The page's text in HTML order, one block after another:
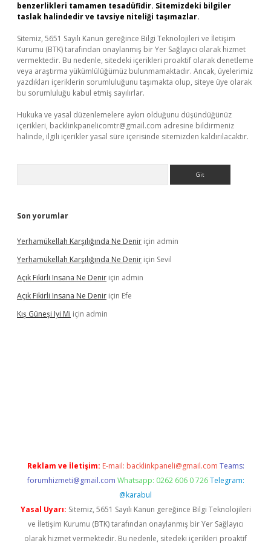
benzerlikleri tamamen tesadüfidir. Sitemizdeki bilgiler
taslak halindedir ve tavsiye niteliği taşımazlar.
Sitemiz, 5651 Sayılı Kanun gereğince Bilgi Teknolojileri ve İletişim
Kurumu (BTK) tarafından onaylanmış bir Yer Sağlayıcı olarak hizmet
vermektedir. Bu nedenle, sitedeki içerikleri proaktif olarak denetleme
veya araştırma yükümlülüğümüz bulunmamaktadır. Ancak, üyelerimiz
yazdıkları içeriklerin sorumluluğunu taşımakta olup, siteye üye olarak
bu sorumluluğu kabul etmiş sayılırlar.
Hukuka ve yasal düzenlemelere aykırı olduğunu düşündüğünüz
içerikleri, backlinkpanelicomtr@gmail.com adresine bildirmeniz
halinde, ilgili içerikler yasal süre içerisinde sitemizden kaldırılacaktır.
Son yorumlar
Yerhamükellah Karşılığında Ne Denir için admin
Yerhamükellah Karşılığında Ne Denir için Sevil
Açık Fikirli Insana Ne Denir için admin
Açık Fikirli Insana Ne Denir için Efe
Kış Güneşi Iyi Mi için admin
Reklam ve İletişim: E-mail: backlinkpaneli@gmail.com Teams:
forumhizmeti@gmail.com Whatsapp: 0262 606 0 726 Telegram:
@karabul
Yasal Uyarı: Sitemiz, 5651 Sayılı Kanun gereğince Bilgi Teknolojileri
ve İletişim Kurumu (BTK) tarafından onaylanmış bir Yer Sağlayıcı
olarak hizmet vermektedir. Bu nedenle, sitedeki içerikleri proaktif